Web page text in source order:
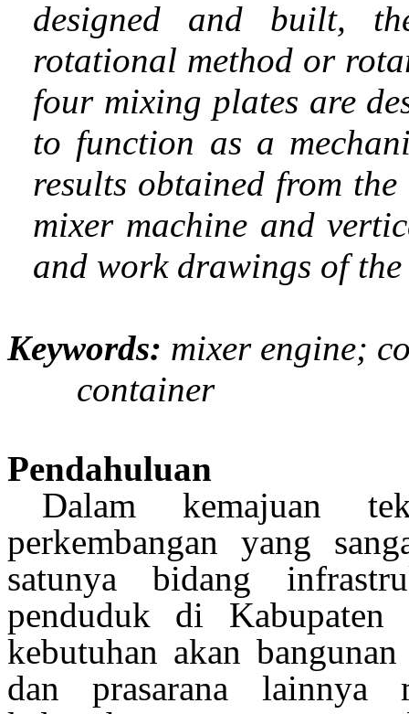
designed and built,
rotational method or
four mixing plates are
to function as a
results obtained from
mixer machine and
and work drawings of
Keywords: mixer engine;
container
Pendahuluan
Dalam kemajuan
perkembangan yang
satunya bidang
penduduk di
kebutuhan akan
dan prasarana lainnya